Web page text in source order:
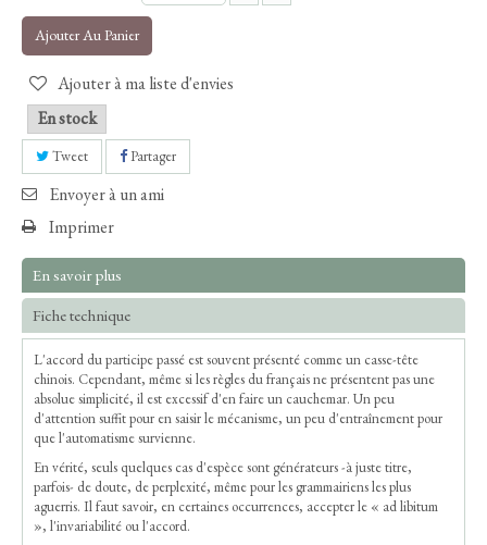
Ajouter Au Panier
Ajouter à ma liste d'envies
En stock
Tweet Partager
Envoyer à un ami
Imprimer
En savoir plus
Fiche technique
L'accord du participe passé est souvent présenté comme un casse-tête
chinois. Cependant, même si les règles du français ne présentent pas une
absolue simplicité, il est excessif d'en faire un cauchemar. Un peu
d'attention suffit pour en saisir le mécanisme, un peu d'entraînement pour
que l'automatisme survienne.
En vérité, seuls quelques cas d'espèce sont générateurs -à juste titre,
parfois- de doute, de perplexité, même pour les grammairiens les plus
aguerris. Il faut savoir, en certaines occurrences, accepter le « ad libitum
», l'invariabilité ou l'accord.